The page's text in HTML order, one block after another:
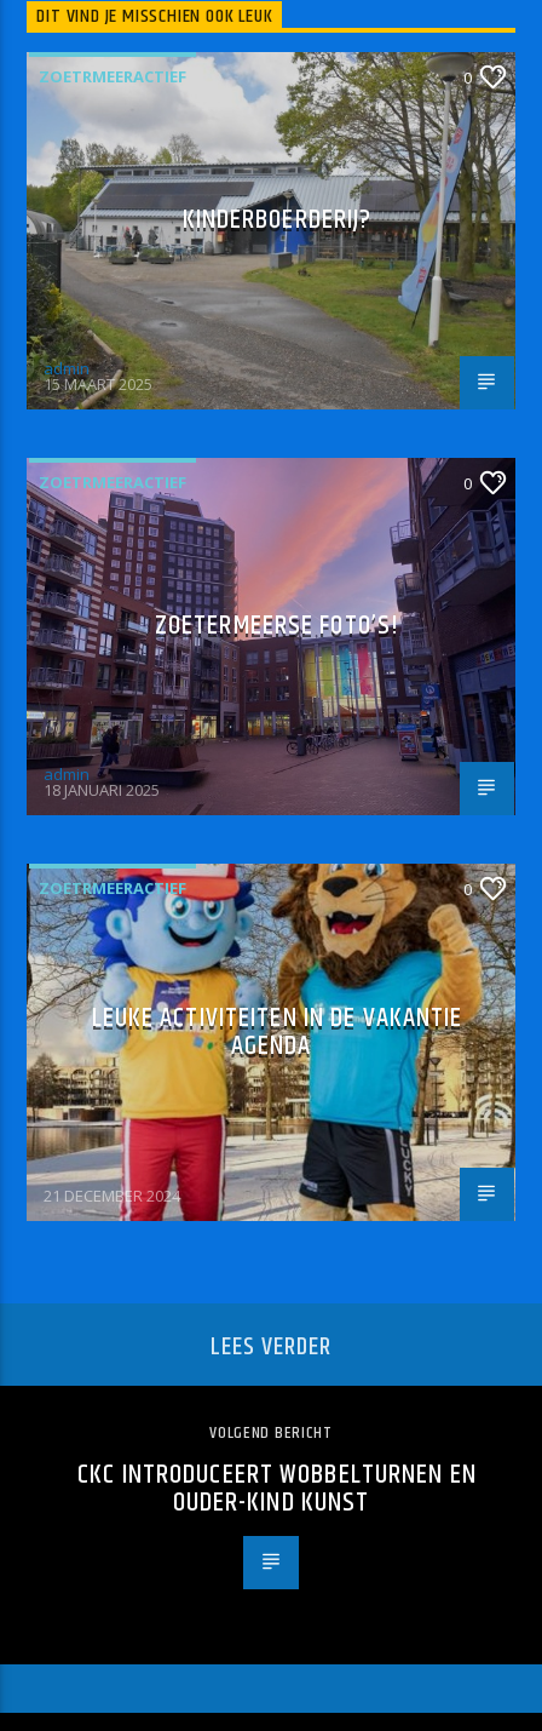
DIT VIND JE MISSCHIEN OOK LEUK
ZOETRMEERACTIEF 0
KINDERBOERDERIJ?
admin
15 MAART 2025
ZOETRMEERACTIEF 0
ZOETERMEERSE FOTO’S!
admin
18 JANUARI 2025
ZOETRMEERACTIEF 0
LEUKE ACTIVITEITEN IN DE VAKANTIE
AGENDA
21 DECEMBER 2024
LEES VERDER
VOLGEND BERICHT
CKC INTRODUCEERT WOBBELTURNEN EN
OUDER-KIND KUNST